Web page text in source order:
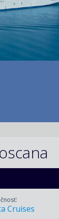
Cruises